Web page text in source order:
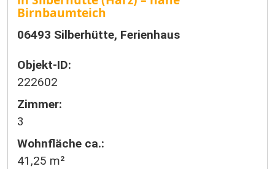
Birnbaumteich
06493 Silberhütte, Ferienhaus
Objekt-ID:
222602
Zimmer:
3
Wohnfläche ca.:
41,25 m²